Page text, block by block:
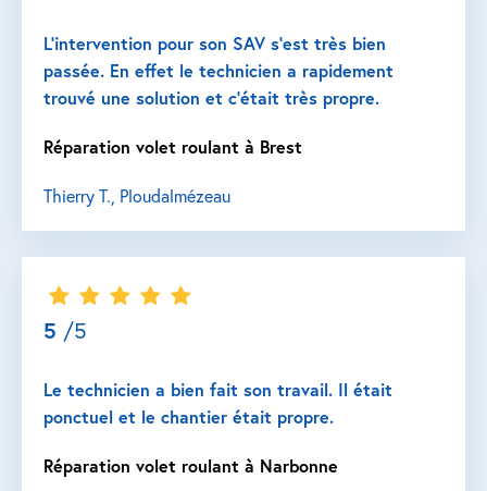
L’intervention pour son SAV s’est très bien
passée. En effet le technicien a rapidement
trouvé une solution et c’était très propre.
Réparation volet roulant à Brest
Thierry T., Ploudalmézeau
5 /5
Le technicien a bien fait son travail. Il était
ponctuel et le chantier était propre.
Réparation volet roulant à Narbonne